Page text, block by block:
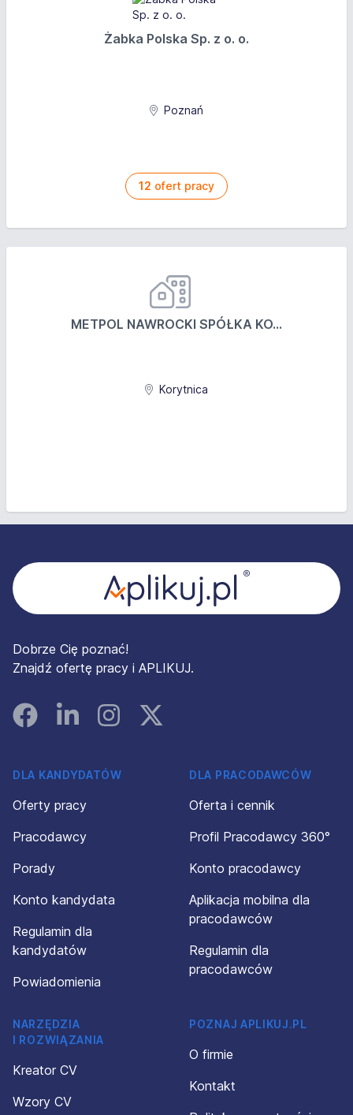
Żabka Polska Sp. z o. o.
Poznań
12 ofert pracy
METPOL NAWROCKI SPÓŁKA KO...
Korytnica
Dobrze Cię poznać!
Znajdź ofertę pracy i APLIKUJ.
FacebookLinked InInstagramInstagram
DLA KANDYDATÓW
Oferty pracy
Pracodawcy
Porady
Konto kandydata
Regulamin dla
kandydatów
Powiadomienia
DLA PRACODAWCÓW
Oferta i cennik
Profil Pracodawcy 360°
Konto pracodawcy
Aplikacja mobilna dla
pracodawców
Regulamin dla
pracodawców
NARZĘDZIA
I ROZWIĄZANIA
Kreator CV
Wzory CV
POZNAJ APLIKUJ.PL
O firmie
Kontakt